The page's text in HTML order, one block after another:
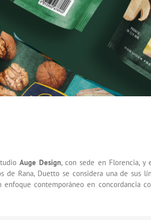
Auge Design, con sede en Florencia, y
Rana, Duetto se considera una de sus
contemporáneo en concordancia